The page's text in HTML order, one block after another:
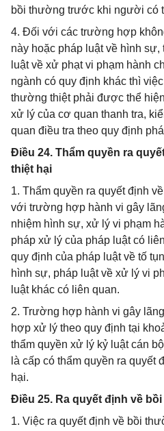
bồi thường trước khi người có
4. Đối với các trường hợp
này hoặc pháp luật về hình
luật về xử phạt vi phạm hành
ngành có quy định khác thì
thường thiệt phải được thể
xử lý của cơ quan thanh tra,
quan điều tra theo quy định
Điều 24. Thẩm quyền ra
thiệt hại
1. Thẩm quyền ra quyết định
với trường hợp hành vi gây
nhiệm hình sự, xử lý vi phạm
pháp xử lý của pháp luật có
quy định của pháp luật về tố
hình sự, pháp luật về xử lý vi
luật khác có liên quan.
2. Trường hợp hành vi gây
hợp xử lý theo quy định tại
thẩm quyền xử lý kỷ luật cán
là cấp có thẩm quyền ra quyết
hại.
Điều 25. Ra quyết định về
1. Việc ra quyết định về bồi